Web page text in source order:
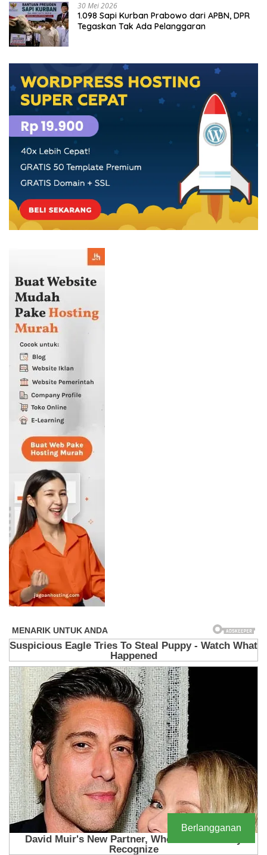
30 Mei 2026
1.098 Sapi Kurban Prabowo dari APBN, DPR
Tegaskan Tak Ada Pelanggaran
Berlangganan